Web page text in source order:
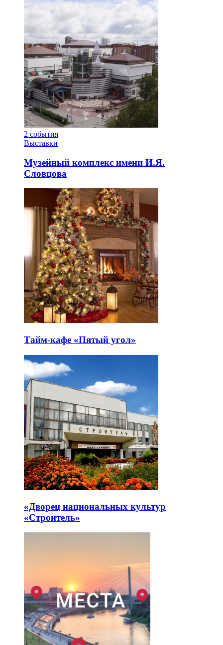
2 события
Выставки
Музейный комплекс имени И.Я.
Словцова
Тайм-кафе «Пятый угол»
«Дворец национальных культур
«Строитель»